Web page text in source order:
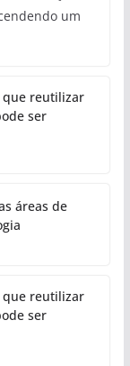
um
que reutilizar
ser
áreas de
que reutilizar
ser